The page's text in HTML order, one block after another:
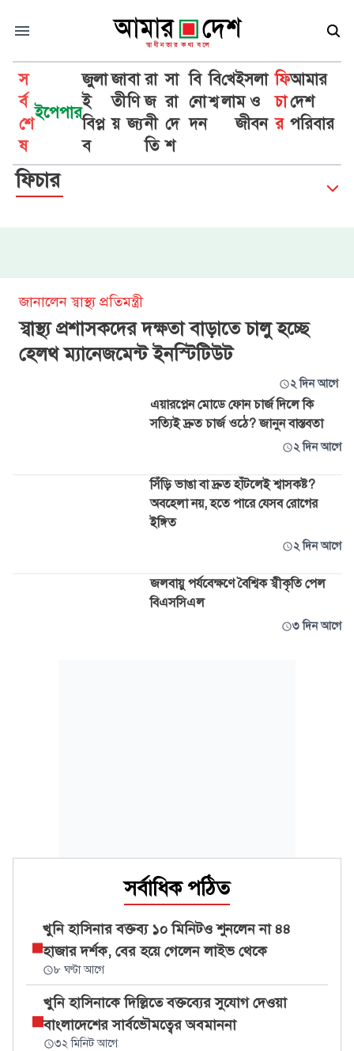
স
র্ব
শে
ষ
ইপেপার
জুলা
ই
বিপ্ল
ব
জা
তী
য়
বা
ণি
জ্য
রা
জ
নী
তি
সা
রা
দে
শ
বি
নো
দন
বি
শ্ব
খে
লা
ইসলা
ম ও
জীবন
ফি
চা
র
আমার
দেশ
পরিবার
ফিচার
জানালেন স্বাস্থ্য প্রতিমন্ত্রী
স্বাস্থ্য প্রশাসকদের দক্ষতা বাড়াতে চালু হচ্ছে
হেলথ ম্যানেজমেন্ট ইনস্টিটিউট
২ দিন আগে
এয়ারপ্লেন মোডে ফোন চার্জ দিলে কি
সত্যিই দ্রুত চার্জ ওঠে? জানুন বাস্তবতা
২ দিন আগে
সিঁড়ি ভাঙা বা দ্রুত হাঁটলেই শ্বাসকষ্ট?
অবহেলা নয়, হতে পারে যেসব রোগের
ইঙ্গিত
২ দিন আগে
জলবায়ু পর্যবেক্ষণে বৈশ্বিক স্বীকৃতি পেল
বিএসসিএল
৩ দিন আগে
সর্বাধিক পঠিত
খুনি হাসিনার বক্তব্য ১০ মিনিটও শুনলেন না ৪৪
হাজার দর্শক, বের হয়ে গেলেন লাইভ থেকে
৮ ঘণ্টা আগে
খুনি হাসিনাকে দিল্লিতে বক্তব্যের সুযোগ দেওয়া
বাংলাদেশের সার্বভৌমত্বের অবমাননা
৩২ মিনিট আগে